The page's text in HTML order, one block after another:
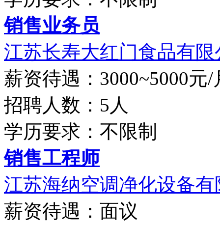
销售业务员
江苏长寿大红门食品有限
薪资待遇：3000~5000元/
招聘人数：5人
学历要求：不限制
销售工程师
江苏海纳空调净化设备有
薪资待遇：面议